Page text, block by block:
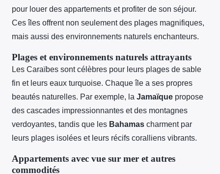
pour louer des appartements et profiter de son séjour.
Ces îles offrent non seulement des plages magnifiques,
mais aussi des environnements naturels enchanteurs.
Plages et environnements naturels attrayants
Les Caraïbes sont célèbres pour leurs plages de sable
fin et leurs eaux turquoise. Chaque île a ses propres
beautés naturelles. Par exemple, la Jamaïque propose
des cascades impressionnantes et des montagnes
verdoyantes, tandis que les Bahamas charment par
leurs plages isolées et leurs récifs coralliens vibrants.
Appartements avec vue sur mer et autres
commodités